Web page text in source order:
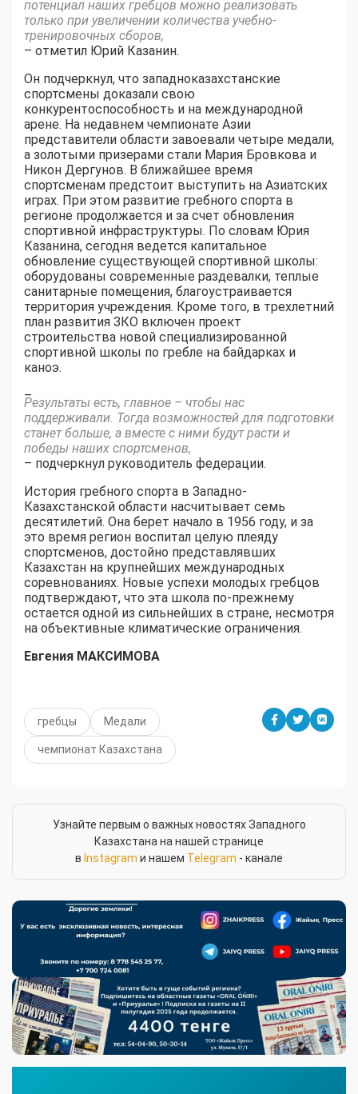
потенциал наших гребцов можно реализовать
только при увеличении количества учебно-
тренировочных сборов,
– отметил Юрий Казанин.
Он подчеркнул, что западноказахстанские
спортсмены доказали свою
конкурентоспособность и на международной
арене. На недавнем чемпионате Азии
представители области завоевали четыре медали,
а золотыми призерами стали Мария Бровкова и
Никон Дергунов. В ближайшее время
спортсменам предстоит выступить на Азиатских
играх. При этом развитие гребного спорта в
регионе продолжается и за счет обновления
спортивной инфраструктуры. По словам Юрия
Казанина, сегодня ведется капитальное
обновление существующей спортивной школы:
оборудованы современные раздевалки, теплые
санитарные помещения, благоустраивается
территория учреждения. Кроме того, в трехлетний
план развития ЗКО включен проект
строительства новой специализированной
спортивной школы по гребле на байдарках и
каноэ.
–
Результаты есть, главное – чтобы нас
поддерживали. Тогда возможностей для подготовки
станет больше, а вместе с ними будут расти и
победы наших спортсменов,
– подчеркнул руководитель федерации.
История гребного спорта в Западно-
Казахстанской области насчитывает семь
десятилетий. Она берет начало в 1956 году, и за
это время регион воспитал целую плеяду
спортсменов, достойно представлявших
Казахстан на крупнейших международных
соревнованиях. Новые успехи молодых гребцов
подтверждают, что эта школа по-прежнему
остается одной из сильнейших в стране, несмотря
на объективные климатические ограничения.
Евгения МАКСИМОВА
гребцы Медали
чемпионат Казахстана
Узнайте первым о важных новостях Западного
Казахстана на нашей странице
в Instagram и нашем Telegram - канале